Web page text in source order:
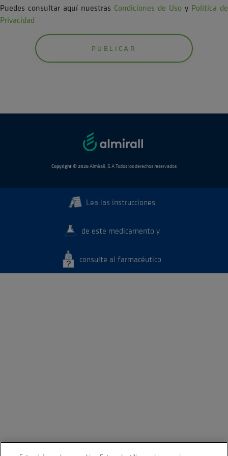
Puedes consultar aquí nuestras Condiciones de Uso y Política de
Privacidad
Copyright © 2026Almirall, S.A Todos los derechos reservados
Lea las instrucciones
de este medicamento y
consulte al farmacéutico